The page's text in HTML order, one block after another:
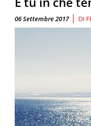
06 Settembre 2017 | DI